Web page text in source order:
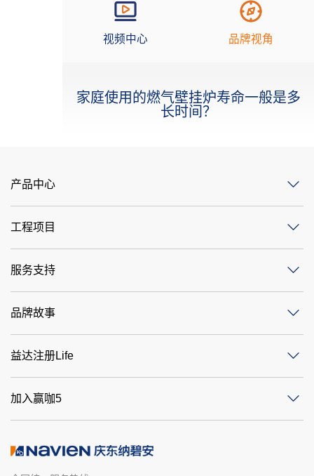
视频中心 品牌视角
家庭使用的燃气壁挂炉寿命一般是多
长时间？
产品中心
工程项目
服务支持
品牌故事
益达注册Life
加入赢咖5